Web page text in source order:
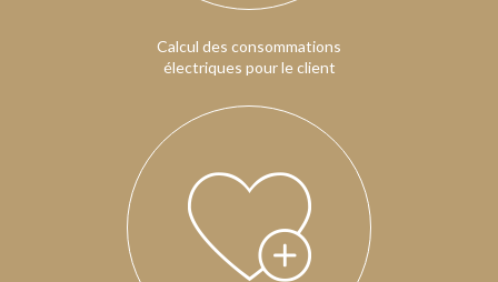
Calcul des consommations
électriques pour le client